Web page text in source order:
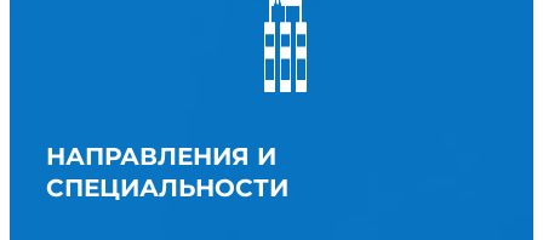
НАПРАВЛЕНИЯ И
СПЕЦИАЛЬНОСТИ